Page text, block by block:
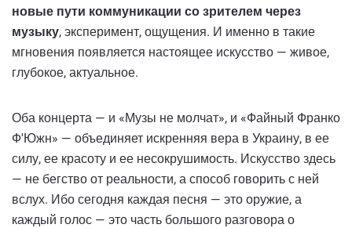
новые пути коммуникации со зрителем через
музыку, эксперимент, ощущения. И именно в такие
мгновения появляется настоящее искусство — живое,
глубокое, актуальное.
Оба концерта — и «Музы не молчат», и «Файный Франко
Ф'Южн» — объединяет искренняя вера в Украину, в ее
силу, ее красоту и ее несокрушимость. Искусство здесь
— не бегство от реальности, а способ говорить с ней
вслух. Ибо сегодня каждая песня — это оружие, а
каждый голос — это часть большого разговора о